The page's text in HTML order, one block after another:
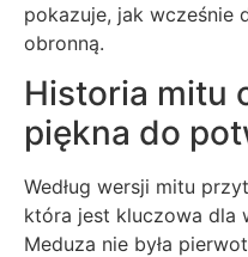
pokazuje, jak wcześnie
obronną.
Historia mitu
piękna do
Według wersji mitu
która jest kluczowa dla
Meduza nie była